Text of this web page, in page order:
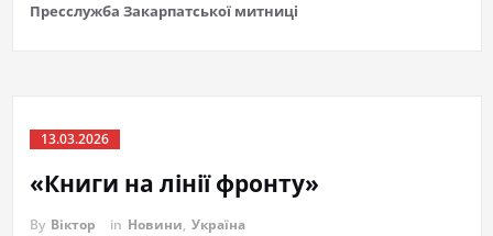
Пресслужба Закарпатської митниці
13.03.2026
«Книги на лінії фронту»
By Віктор in Новини, Україна